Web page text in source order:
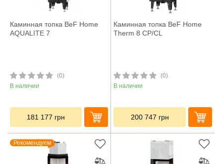
Каминная топка BeF Home
AQUALITE 7
(0)
В наличии
181 177 грн
Каминная топка BeF Home
Therm 8 CP/CL
(0)
В наличии
200 747 грн
Рекомендуем